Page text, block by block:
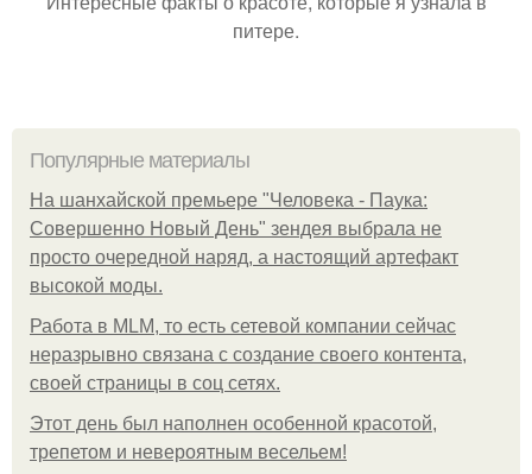
питере.
Популярные материалы
На шанхайской премьере "Человека - Паука:
Совершенно Новый День" зендея выбрала не
просто очередной наряд, а настоящий артефакт
высокой моды.
Работа в MLM, то есть сетевой компании сейчас
неразрывно связана с создание своего контента,
своей страницы в соц сетях.
Этот день был наполнен особенной красотой,
трепетом и невероятным весельем!